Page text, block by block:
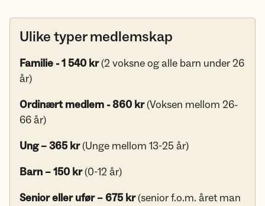
Ulike typer medlemskap
Familie - 1 540 kr(2 voksne og alle barn under 26
år)
Ordinært medlem - 860 kr(Voksen mellom 26-
66 år)
Ung – 365 kr(Unge mellom 13-25 år)
Barn – 150 kr(0-12 år)
Senior eller ufør – 675 kr(senior f.o.m. året man